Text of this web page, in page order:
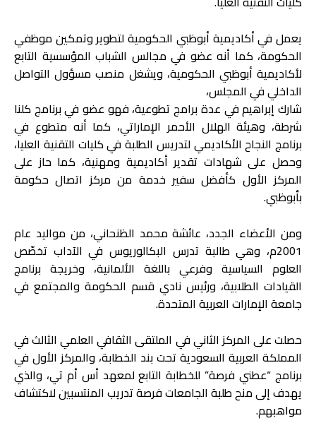
يعمل في أكاديمية أبوظبي الحكومية لتطوير وتمكين موظفي
الحكومة، كما أنه عضو في مجالس الشباب المؤسسية التابع
لأكاديمية أبوظبي الحكومية، ويشغل منصب مسؤول التواصل
الداخلي في المجلس،
شارك إبراهيم في عدة برامج تطوعية، فهو عضو في برنامج كلنا
شرطة، وهيئة الهلال الأحمر الإماراتي، كما أنه متطوع في
برنامج النجاح الأكاديمي لتدريس الطلبة في كليات التقنية العليا،
وحصل على شهادات تقدير أكاديمية ومهنية، كما حاز على
المركز الأول كأفضل سفير خدمة من مركز اتصال حكومة
بأبوظبي.
ومن الأعضاء الجدد، عائشة محمد الظنحاني، من مواليد عام
2001م، وهي طالبة تدرس البكالوريوس في الآداب تخصّص
العلوم السياسية وفرعي باللغة الألمانية، وخريجة برنامج
القيادات الطلابية، ورئيس نادي قسم الحكومة والمجتمع في
جامعة الإمارات العربية المتحدة.
حصلت على المركز الثاني في الملتقى الثقافي العلمي الثالث في
المملكة العربية السعودية تحت بند الخطابة، والمركز الأول في
برنامج “عطني فرصة” للخطابة التابع لمعهد أس أم تي، والذي
يهدف إلى منح طلبة الجامعات فرصة تدريب المنتسبين لاكتشاف
مواهبهم.